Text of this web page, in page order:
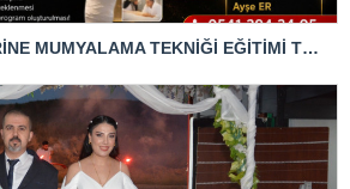
YOĞUN İSTEK ÜZERİNE MUMYALAMA TEKNİĞİ EĞİTİMİ TEKRAR ADANA’DA